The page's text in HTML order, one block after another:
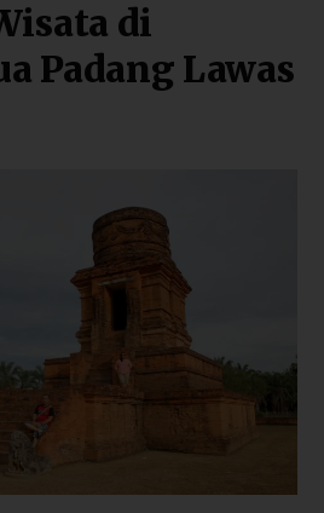
di
Padang Lawas